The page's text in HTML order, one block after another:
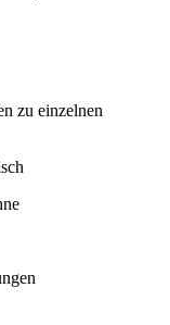
zu einzelnen